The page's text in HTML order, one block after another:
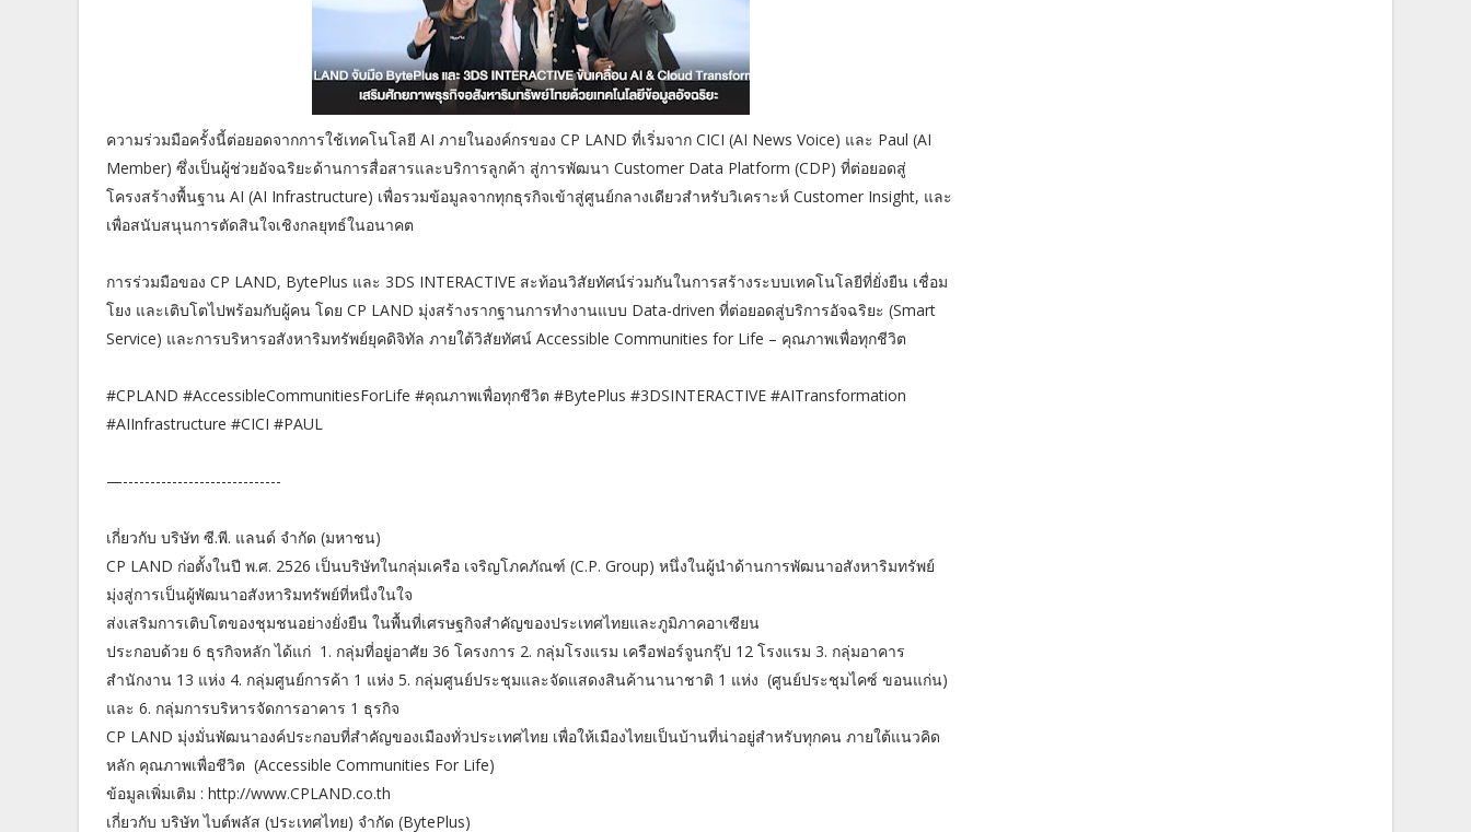
ความร่วมมือครั้งนี้ต่อยอดจากการใช้เทคโนโลยี AI ภายในองค์กรของ CP LAND ที่เริ่มจาก CICI (AI News Voice) และ Paul (AI
Member) ซึ่งเป็นผู้ช่วยอัจฉริยะด้านการสื่อสารและบริการลูกค้า สู่การพัฒนา Customer Data Platform (CDP) ที่ต่อยอดสู่
โครงสร้างพื้นฐาน AI (AI Infrastructure) เพื่อรวมข้อมูลจากทุกธุรกิจเข้าสู่ศูนย์กลางเดียวสำหรับวิเคราะห์ Customer Insight, และ
เพื่อสนับสนุนการตัดสินใจเชิงกลยุทธ์ในอนาคต
การร่วมมือของ CP LAND, BytePlus และ 3DS INTERACTIVE สะท้อนวิสัยทัศน์ร่วมกันในการสร้างระบบเทคโนโลยีที่ยั่งยืน เชื่อม
โยง และเติบโตไปพร้อมกับผู้คน โดย CP LAND มุ่งสร้างรากฐานการทำงานแบบ Data-driven ที่ต่อยอดสู่บริการอัจฉริยะ (Smart
Service) และการบริหารอสังหาริมทรัพย์ยุคดิจิทัล ภายใต้วิสัยทัศน์ Accessible Communities for Life – คุณภาพเพื่อทุกชีวิต
#CPLAND #AccessibleCommunitiesForLife #คุณภาพเพื่อทุกชีวิต #BytePlus #3DSINTERACTIVE #AITransformation
#AIInfrastructure #CICI #PAUL
—-----------------------------
เกี่ยวกับ บริษัท ซี.พี. แลนด์ จำกัด (มหาชน)
CP LAND ก่อตั้งในปี พ.ศ. 2526 เป็นบริษัทในกลุ่มเครือ เจริญโภคภัณฑ์ (C.P. Group) หนึ่งในผู้นำด้านการพัฒนาอสังหาริมทรัพย์
มุ่งสู่การเป็นผู้พัฒนาอสังหาริมทรัพย์ที่หนึ่งในใจ
ส่งเสริมการเติบโตของชุมชนอย่างยั่งยืน ในพื้นที่เศรษฐกิจสำคัญของประเทศไทยและภูมิภาคอาเซียน
ประกอบด้วย 6 ธุรกิจหลัก ได้แก่ 1. กลุ่มที่อยู่อาศัย 36 โครงการ 2. กลุ่มโรงแรม เครือฟอร์จูนกรุ๊ป 12 โรงแรม 3. กลุ่มอาคาร
สำนักงาน 13 แห่ง 4. กลุ่มศูนย์การค้า 1 แห่ง 5. กลุ่มศูนย์ประชุมและจัดแสดงสินค้านานาชาติ 1 แห่ง (ศูนย์ประชุมไคซ์ ขอนแก่น)
และ 6. กลุ่มการบริหารจัดการอาคาร 1 ธุรกิจ
CP LAND มุ่งมั่นพัฒนาองค์ประกอบที่สำคัญของเมืองทั่วประเทศไทย เพื่อให้เมืองไทยเป็นบ้านที่น่าอยู่สำหรับทุกคน ภายใต้แนวคิด
หลัก คุณภาพเพื่อชีวิต (Accessible Communities For Life)
ข้อมูลเพิ่มเติม : http://www.CPLAND.co.th
เกี่ยวกับ บริษัท ไบต์พลัส (ประเทศไทย) จำกัด (BytePlus)